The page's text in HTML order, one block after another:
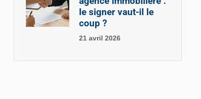
le signer vaut-il le
coup ?
21 avril 2026